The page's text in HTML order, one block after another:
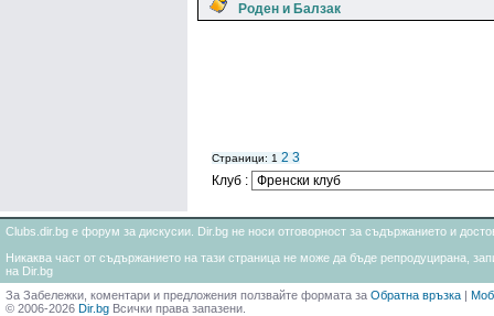
Роден и Балзак
Страници: 1 2 3
Клуб :
Clubs.dir.bg е форум за дискусии. Dir.bg не носи отговорност за съдържанието и
Никаква част от съдържанието на тази страница не може да бъде репродуцирана,
на Dir.bg
За Забележки, коментари и предложения ползвайте формата за Обратна връзка |
© 2006-2026 Dir.bg Всички права запазени.